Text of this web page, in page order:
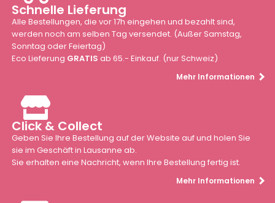
Schnelle Lieferung
Alle Bestellungen, die vor 17h eingehen und bezahlt sind,
werden noch am selben Tag versendet. (Außer Samstag,
Sonntag oder Feiertag)
Eco Lieferung GRATIS ab 65.- Einkauf. (nur Schweiz)
Mehr Informationen
Click & Collect
Geben Sie Ihre Bestellung auf der Website auf und holen Sie
sie im Geschäft in Lausanne ab.
Sie erhalten eine Nachricht, wenn Ihre Bestellung fertig ist.
Mehr Informationen